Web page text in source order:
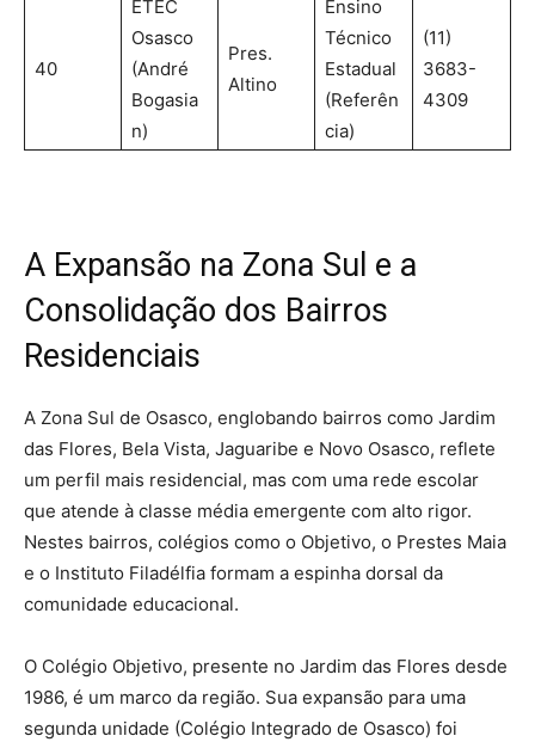
40
ETEC
Osasco
(André
Bogasia
n)
Pres.
Altino
Ensino
Técnico
Estadual
(Referên
cia)
(11)
3683-
4309
A Expansão na Zona Sul e a
Consolidação dos Bairros
Residenciais
A Zona Sul de Osasco, englobando bairros como Jardim
das Flores, Bela Vista, Jaguaribe e Novo Osasco, reflete
um perfil mais residencial, mas com uma rede escolar
que atende à classe média emergente com alto rigor.
Nestes bairros, colégios como o Objetivo, o Prestes Maia
e o Instituto Filadélfia formam a espinha dorsal da
comunidade educacional.
O Colégio Objetivo, presente no Jardim das Flores desde
1986, é um marco da região. Sua expansão para uma
segunda unidade (Colégio Integrado de Osasco) foi